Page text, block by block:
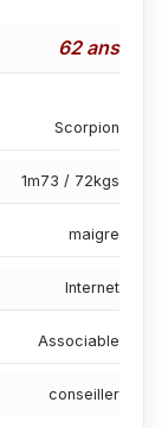
62 ans
Scorpion
1m73 / 72kgs
maigre
Internet
Associable
conseiller